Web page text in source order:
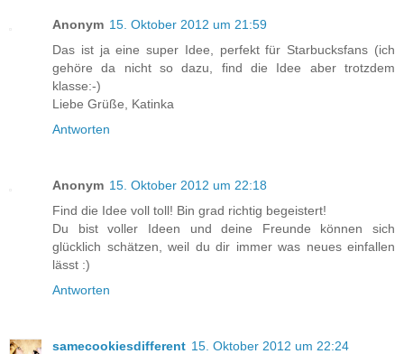
Anonym 15. Oktober 2012 um 21:59
Das ist ja eine super Idee, perfekt für Starbucksfans (ich
gehöre da nicht so dazu, find die Idee aber trotzdem
klasse:-)
Liebe Grüße, Katinka
Antworten
Anonym 15. Oktober 2012 um 22:18
Find die Idee voll toll! Bin grad richtig begeistert!
Du bist voller Ideen und deine Freunde können sich
glücklich schätzen, weil du dir immer was neues einfallen
lässt :)
Antworten
samecookiesdifferent 15. Oktober 2012 um 22:24